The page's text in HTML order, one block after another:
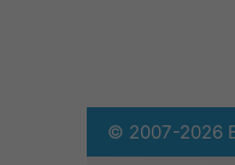
© 2007-2026